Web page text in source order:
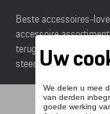
Beste accessoires-
accessoire
terugvinden in de
steeds besteld